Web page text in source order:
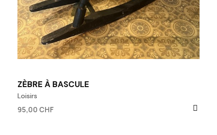
ZÈBRE À BASCULE
Loisirs
95,00 CHF